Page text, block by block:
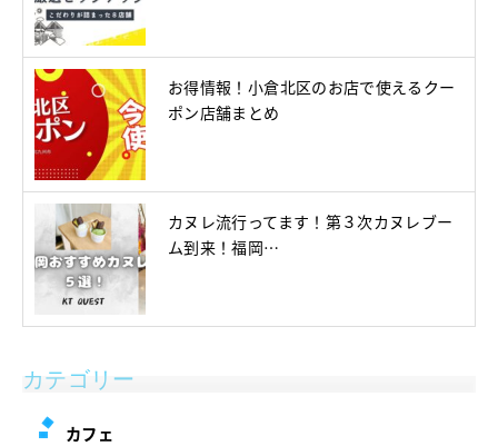
お得情報！小倉北区のお店で使えるクー
ポン店舗まとめ
カヌレ流行ってます！第３次カヌレブー
ム到来！福岡…
カテゴリー
カフェ